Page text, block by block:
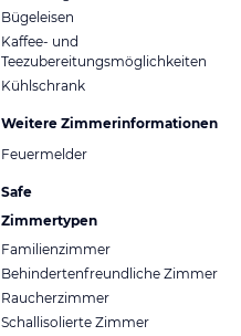
Bügeleisen
Kaffee- und
Teezubereitungsmöglichkeiten
Kühlschrank
Weitere Zimmerinformationen
Feuermelder
Safe
Zimmertypen
Familienzimmer
Behindertenfreundliche Zimmer
Raucherzimmer
Schallisolierte Zimmer